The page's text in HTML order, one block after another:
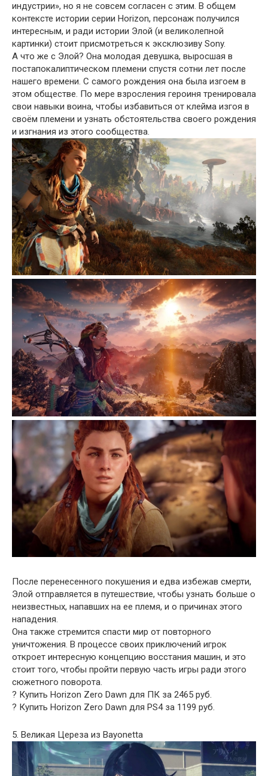
индустрии», но я не совсем согласен с этим. В общем
контексте истории серии Horizon, персонаж получился
интересным, и ради истории Элой (и великолепной
картинки) стоит присмотреться к эксклюзиву Sony.
А что же с Элой? Она молодая девушка, выросшая в
постапокалиптическом племени спустя сотни лет после
нашего времени. С самого рождения она была изгоем в
этом обществе. По мере взросления героиня тренировала
свои навыки воина, чтобы избавиться от клейма изгоя в
своём племени и узнать обстоятельства своего рождения
и изгнания из этого сообщества.
После перенесенного покушения и едва избежав смерти,
Элой отправляется в путешествие, чтобы узнать больше о
неизвестных, напавших на ее племя, и о причинах этого
нападения.
Она также стремится спасти мир от повторного
уничтожения. В процессе своих приключений игрок
откроет интересную концепцию восстания машин, и это
стоит того, чтобы пройти первую часть игры ради этого
сюжетного поворота.
? Купить Horizon Zero Dawn для ПК за 2465 руб.
? Купить Horizon Zero Dawn для PS4 за 1199 руб.
5. Великая Цереза из Bayonetta